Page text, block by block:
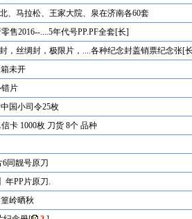
、马拉松、王家大院、泉在济南各60套
售2016--....5年代号PP.PF全套[长]
，丝绸封，极限片，....各种纪念封盖销票纪念张[
未开
片
国小司令25枚
卡 1000枚 刀货 8个 品种
6同靓号原刀
年PP片原刀.
岭晒秋